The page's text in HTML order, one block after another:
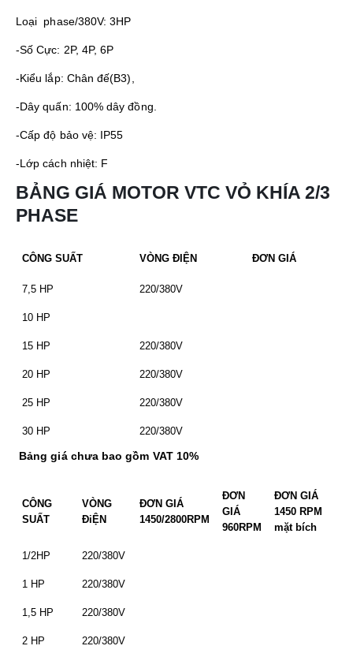
Loại phase/380V: 3HP
-Số Cực: 2P, 4P, 6P
-Kiểu lắp: Chân đế(B3),
-Dây quấn: 100% dây đồng.
-Cấp độ bảo vệ: IP55
-Lớp cách nhiệt: F
BẢNG GIÁ MOTOR VTC VỎ KHÍA 2/3
PHASE
CÔNG SUẤT VÒNG ĐIỆN ĐƠN GIÁ
7,5 HP 220/380V
10 HP
15 HP 220/380V
20 HP 220/380V
25 HP 220/380V
30 HP 220/380V
Bảng giá chưa bao gồm VAT 10%
CÔNG
SUẤT
VÒNG
ĐiỆN
ĐƠN GIÁ
1450/2800RPM
ĐƠN
GIÁ
960RPM
ĐƠN GIÁ
1450 RPM
mặt bích
1/2HP 220/380V
1 HP 220/380V
1,5 HP 220/380V
2 HP 220/380V